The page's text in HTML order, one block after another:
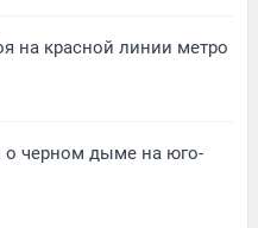
на красной линии метро
черном дыме на юго-